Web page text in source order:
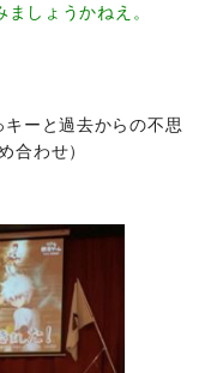
しょうかねえ。
キーと過去からの不思
合わせ）